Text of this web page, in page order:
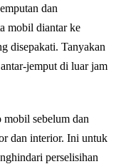
dan
mobil diantar ke
disepakati. Tanyakan
jemput di luar jam
sebelum dan
dan interior. Ini untuk
perselisihan